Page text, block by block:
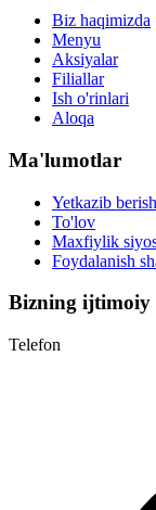
Biz haqimizda
Menyu
Aksiyalar
Filiallar
Ish o'rinlari
Aloqa
Ma'lumotlar
Yetkazib berish
To'lov
Maxfiylik
Foydalanish
Bizning
Telefon